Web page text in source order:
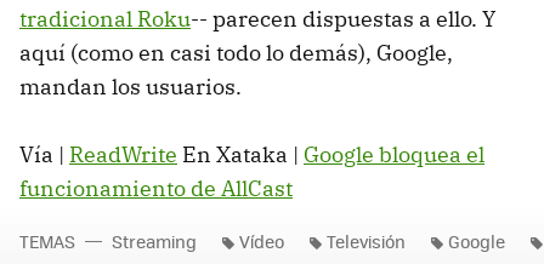
tradicional Roku-- parecen dispuestas a ello. Y
aquí (como en casi todo lo demás), Google,
mandan los usuarios.
Vía | ReadWrite En Xataka | Google bloquea el
funcionamiento de AllCast
TEMAS Streaming Vídeo Televisión Google